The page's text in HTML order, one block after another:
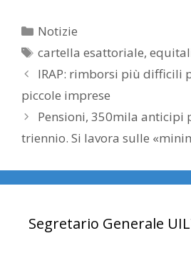
Categorie
Notizie
Tag
cartella esattoriale,
IRAP: rimborsi più difficili
piccole imprese
Pensioni, 350mila anticipi
triennio. Si lavora sulle
Segretario Generale